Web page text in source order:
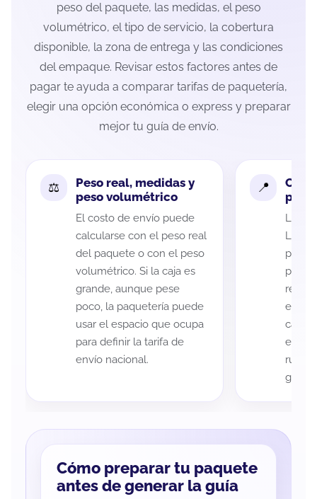
peso del paquete, las medidas, el peso
volumétrico, el tipo de servicio, la cobertura
disponible, la zona de entrega y las condiciones
del empaque. Revisar estos factores antes de
pagar te ayuda a comparar tarifas de paquetería,
elegir una opción económica o express y preparar
mejor tu guía de envío.
Peso real, medidas y
peso volumétrico
El costo de envío puede
calcularse con el peso real
del paquete o con el peso
volumétrico. Si la caja es
grande, aunque pese
poco, la paquetería puede
usar el espacio que ocupa
para definir la tarifa de
envío nacional.
La
León
cada
es
ruta
guía
Cómo preparar tu paquete
antes de generar la guía